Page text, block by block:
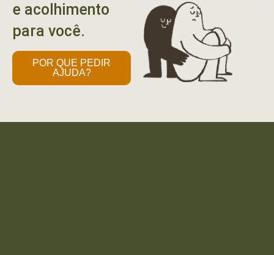
e acolhimento
para você.
POR QUE PEDIR
AJUDA?